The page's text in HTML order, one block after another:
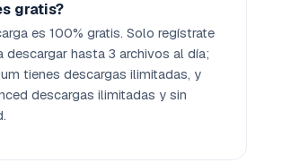
gratis?
es 100% gratis. Solo regístrate
descargar hasta 3 archivos al día;
tienes descargas ilimitadas, y
descargas ilimitadas y sin